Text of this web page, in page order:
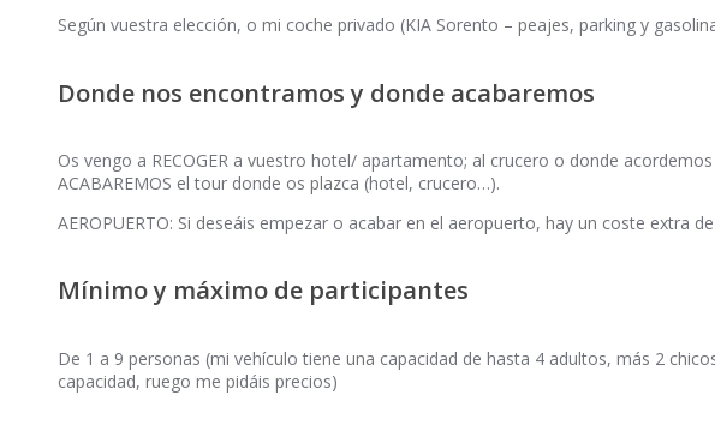
Según vuestra elección, o mi coche privado (KIA Sorento – peajes, parking y
Donde nos encontramos y donde acabaremos
Os vengo a RECOGER a vuestro hotel/ apartamento; al crucero o donde
ACABAREMOS el tour donde os plazca (hotel, crucero…).
AEROPUERTO: Si deseáis empezar o acabar en el aeropuerto, hay un coste extra
Mínimo y máximo de participantes
De 1 a 9 personas (mi vehículo tiene una capacidad de hasta 4 adultos, más 2
capacidad, ruego me pidáis precios)